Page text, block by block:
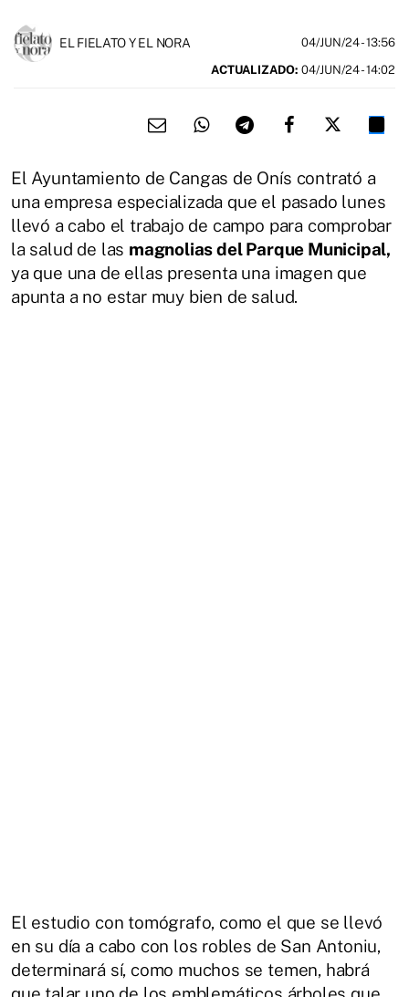
EL FIELATO Y EL NORA 04/JUN/24- 13:56
ACTUALIZADO: 04/JUN/24 - 14:02
El Ayuntamiento de Cangas de Onís contrató a
una empresa especializada que el pasado lunes
llevó a cabo el trabajo de campo para comprobar
la salud de las magnolias del Parque Municipal,
ya que una de ellas presenta una imagen que
apunta a no estar muy bien de salud.
El estudio con tomógrafo, como el que se llevó
en su día a cabo con los robles de San Antoniu,
determinará sí, como muchos se temen, habrá